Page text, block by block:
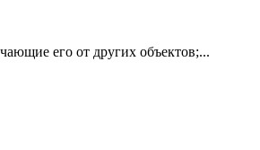
его от других объектов;...